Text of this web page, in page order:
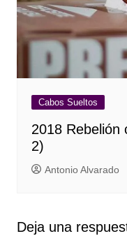
Cabos Sueltos
2018 Rebelión
2)
Antonio Alvarado
Deja una